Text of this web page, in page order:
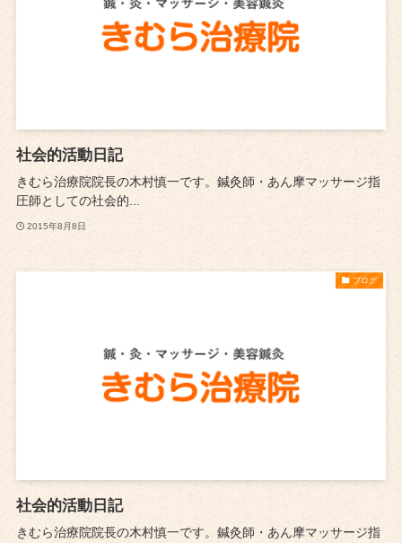
社会的活動日記
きむら治療院院長の木村慎一です。鍼灸師・あん摩マッサージ指
圧師としての社会的...
2015年8月8日
ブログ
社会的活動日記
きむら治療院院長の木村慎一です。鍼灸師・あん摩マッサージ指